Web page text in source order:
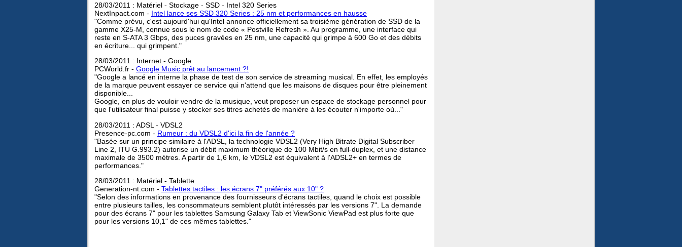
28/03/2011 : Matériel - Stockage - SSD - Intel 320 Series
NextInpact.com - Intel lance ses SSD 320 Series : 25 nm et performances en hausse
"Comme prévu, c'est aujourd'hui qu'Intel annonce officiellement sa troisième génération de SSD de la
gamme X25-M, connue sous le nom de code « Postville Refresh ». Au programme, une interface qui
reste en S-ATA 3 Gbps, des puces gravées en 25 nm, une capacité qui grimpe à 600 Go et des débits
en écriture... qui grimpent."
28/03/2011 : Internet - Google
PCWorld.fr - Google Music prêt au lancement ?!
"Google a lancé en interne la phase de test de son service de streaming musical. En effet, les employés
de la marque peuvent essayer ce service qui n'attend que les maisons de disques pour être pleinement
disponible...
Google, en plus de vouloir vendre de la musique, veut proposer un espace de stockage personnel pour
que l'utilisateur final puisse y stocker ses titres achetés de manière à les écouter n'importe où..."
28/03/2011 : ADSL - VDSL2
Presence-pc.com - Rumeur : du VDSL2 d'ici la fin de l'année ?
"Basée sur un principe similaire à l'ADSL, la technologie VDSL2 (Very High Bitrate Digital Subscriber
Line 2, ITU G.993.2) autorise un débit maximum théorique de 100 Mbit/s en full-duplex, et une distance
maximale de 3500 mètres. A partir de 1,6 km, le VDSL2 est équivalent à l'ADSL2+ en termes de
performances."
28/03/2011 : Matériel - Tablette
Generation-nt.com - Tablettes tactiles : les écrans 7" préférés aux 10" ?
"Selon des informations en provenance des fournisseurs d'écrans tactiles, quand le choix est possible
entre plusieurs tailles, les consommateurs semblent plutôt intéressés par les versions 7". La demande
pour des écrans 7" pour les tablettes Samsung Galaxy Tab et ViewSonic ViewPad est plus forte que
pour les versions 10,1" de ces mêmes tablettes."